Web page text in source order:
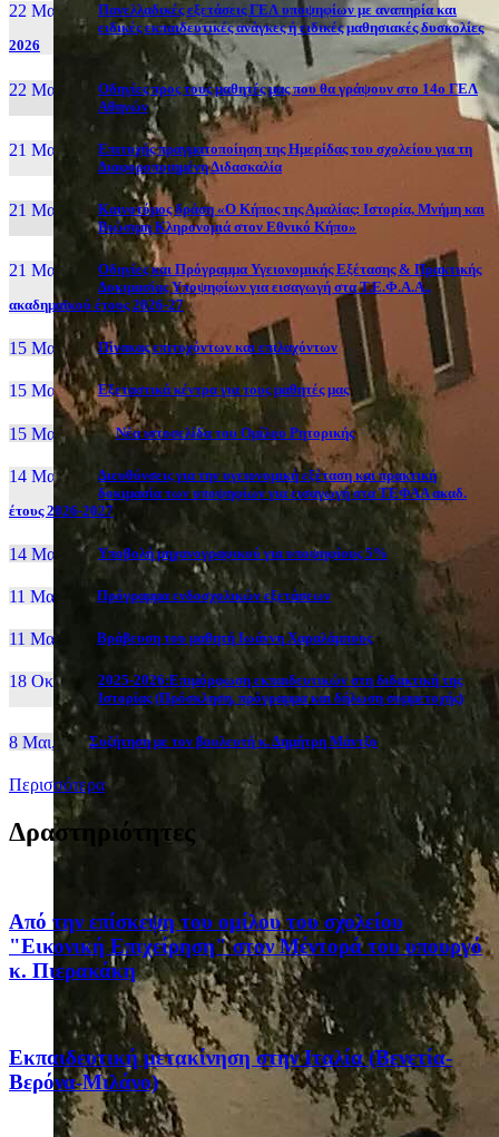
22 Μαι, 26
Πανελλαδικές εξετάσεις ΓΕΛ υποψηφίων με αναπηρία και
ειδικές εκπαιδευτικές ανάγκες ή ειδικές μαθησιακές δυσκολίες
2026
22 Μαι, 26
Οδηγίες προς τους μαθητές μας που θα γράψουν στο 14ο ΓΕΛ
Αθηνών
21 Μαι, 26
Επιτυχής πραγματοποίηση της Ημερίδας του σχολείου για τη
Διαφοροποιημένη Διδασκαλία
21 Μαι, 26
Καινοτόμος δράση «Ο Κήπος της Αμαλίας: Ιστορία, Μνήμη και
Βιώσιμη Κληρονομιά στον Εθνικό Κήπο»
21 Μαι, 26
Οδηγίες και Πρόγραμμα Υγειονομικής Εξέτασης & Πρακτικής
Δοκιμασίας Υποψηφίων για εισαγωγή στα Τ.Ε.Φ.Α.Α.,
ακαδημαϊκού έτους 2026-27
15 Μαι, 26 Πίνακας επιτυχόντων και επιλαχόντων
15 Μαι, 26 Εξεταστικά κέντρα για τους μαθητές μας
15 Μαι, 2026 Νέα ιστοσελίδα του Ομίλου Ρητορικής
14 Μαι, 26
Διευθύνσεις για την υγειονομική εξέταση και πρακτική
δοκιμασία των υποψηφίων για εισαγωγή στα ΤΕΦΑΑ ακαδ.
έτους 2026-2027
14 Μαι, 26 Yποβολή μηχανογραφικού για υποψηφίους 5%
11 Μαι, 26 Πρόγραμμα ενδοσχολικών εξετάσεων
11 Μαι, 26 Βράβευση του μαθητή Ιωάννη Χαραλάμπους
18 Οκτ, 25
2025-2026:Επιμόρφωση εκπαιδευτικών στη διδακτική της
Ιστορίας (Πρόσκληση, πρόγραμμα και δήλωση συμμετοχής)
8 Μαι, 26 Συζήτηση με τον βουλευτή κ. Δημήτρη Μάντζο
Περισσότερα
Δραστηριότητες
Από την επίσκεψη του ομίλου του σχολείου
"Εικονική Επιχείρηση" στον Μέντορά του υπουργό
κ. Πιερακάκη
Eκπαιδευτική μετακίνηση στην Ιταλία (Βενετία-
Βερόνα-Μιλάνο)